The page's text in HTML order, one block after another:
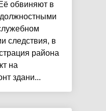
обвиняют в
следствия, в
района
на
здани...